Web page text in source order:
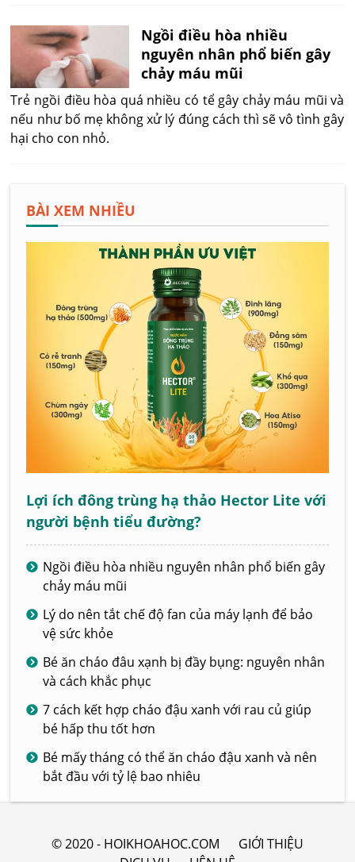
điểm đáng suy ngẫm: liệu chúng
ta nên tắt chế độ fan trong máy
lạnh hay không? Bài viết này sẽ
giải đáp điều này.
Ngồi điều hòa nhiều
nguyên nhân phổ biến gây
chảy máu mũi
Trẻ ngồi điều hòa quá nhiều có tể gây chảy máu mũi và
nếu như bố mẹ không xử lý đúng cách thì sẽ vô tình gây
hại cho con nhỏ.
BÀI XEM NHIỀU
Lợi ích đông trùng hạ thảo Hector Lite với
người bệnh tiểu đường?
Ngồi điều hòa nhiều nguyên nhân phổ biến gây
chảy máu mũi
Lý do nên tắt chế độ fan của máy lạnh để bảo
vệ sức khỏe
Bé ăn cháo đâu xạnh bị đầy bụng: nguyên nhân
và cách khắc phục
7 cách kết hợp cháo đậu xanh với rau củ giúp
bé hấp thu tốt hơn
Bé mấy tháng có thể ăn cháo đậu xanh và nên
bắt đầu với tỷ lệ bao nhiêu
© 2020 - HOIKHOAHOC.COM
GIỚI THIỆU